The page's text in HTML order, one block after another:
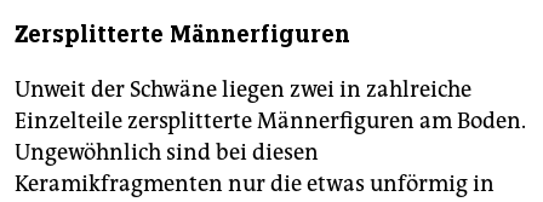
Zersplitterte Männerfiguren
Unweit der Schwäne liegen zwei in zahlreiche
Einzelteile zersplitterte Männerfiguren am Boden.
Ungewöhnlich sind bei diesen
Keramikfragmenten nur die etwas unförmig in